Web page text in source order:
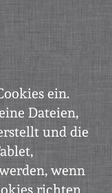
ein.
Dateien,
und die
wenn
richten